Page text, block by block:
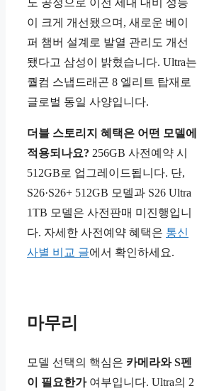
노 공정으로 이전 세대 대비 성능
이 크게 개선됐으며, 새로운 베이
퍼 챔버 설계로 발열 관리도 개선
됐다고 삼성이 밝혔습니다. Ultra는
퀄컴 스냅드래곤 8 엘리트 탑재로
글로벌 동일 사양입니다.
더블 스토리지 혜택은 어떤 모델에
적용되나요? 256GB 사전예약 시
512GB로 업그레이드됩니다. 단,
S26·S26+ 512GB 모델과 S26 Ultra
1TB 모델은 사전판매 미진행입니
다. 자세한 사전예약 혜택은 통신
사별 비교 글에서 확인하세요.
마무리
모델 선택의 핵심은 카메라와 S펜
이 필요한가여부입니다. Ultra의 2